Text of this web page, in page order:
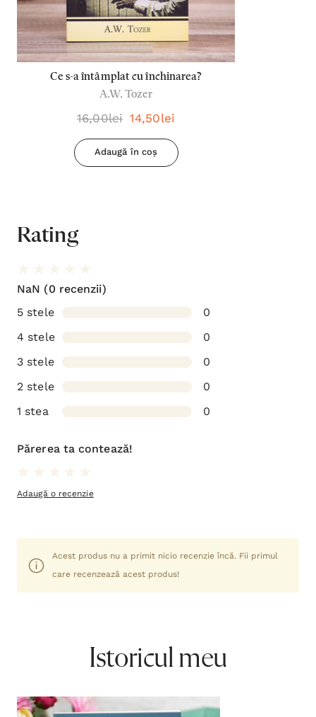
Ce s-a întâmplat cu închinarea?
A.W. Tozer
16,00lei 14,50lei
Adaugă în coș
Rating
NaN (0 recenzii)
5 stele
0
4 stele
0
3 stele
0
2 stele
0
1 stea
0
Părerea ta contează!
Adaugă o recenzie
Acest produs nu a primit nicio recenzie încă. Fii primul
care recenzează acest produs!
Istoricul meu